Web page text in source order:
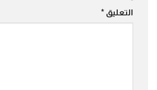
التعليق *